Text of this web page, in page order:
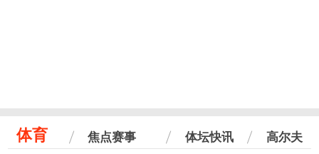
体育 焦点赛事 体坛快讯 高尔夫